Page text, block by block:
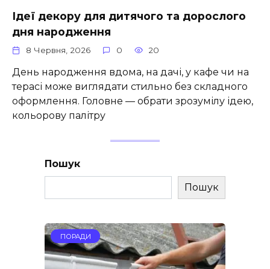
Ідеї ​​декору для дитячого та дорослого
дня народження
8 Червня, 2026 0 20
День народження вдома, на дачі, у кафе чи на
терасі може виглядати стильно без складного
оформлення. Головне — обрати зрозумілу ідею,
кольорову палітру
Пошук
Пошук
ПОРАДИ